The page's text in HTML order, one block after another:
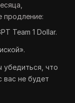
продление:
Team 1 Dollar.
убедиться, что
вас не будет